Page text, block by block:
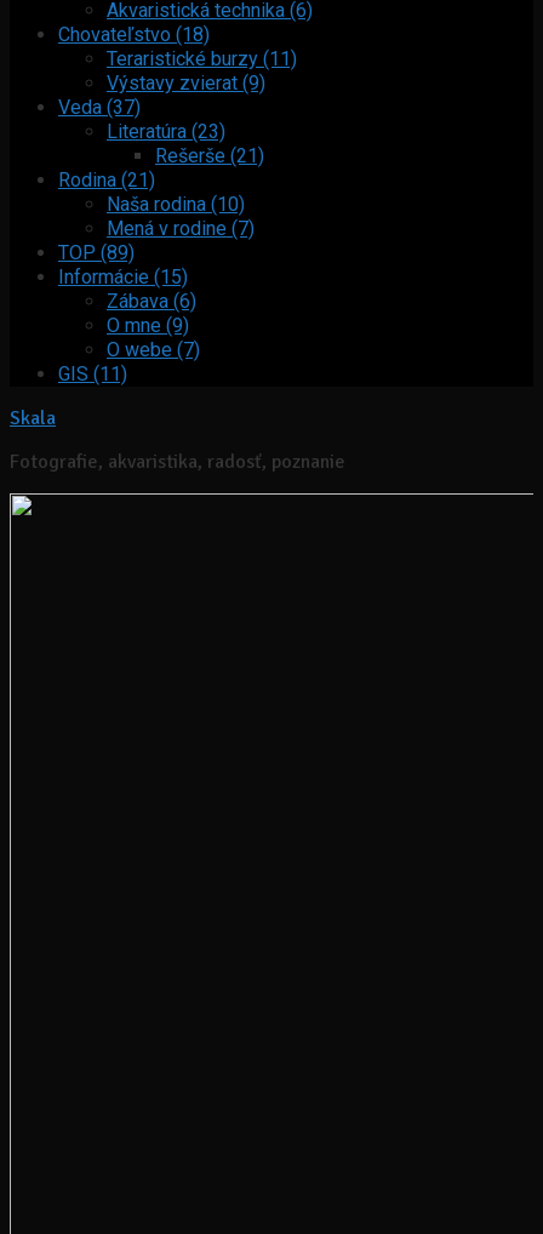
Akvaristická technika (6)
Chovateľstvo (18)
Teraristické burzy (11)
Výstavy zvierat (9)
Veda (37)
Literatúra (23)
Rešerše (21)
Rodina (21)
Naša rodina (10)
Mená v rodine (7)
TOP (89)
Informácie (15)
Zábava (6)
O mne (9)
O webe (7)
GIS (11)
Skala
Fotografie, akvaristika, radosť, poznanie